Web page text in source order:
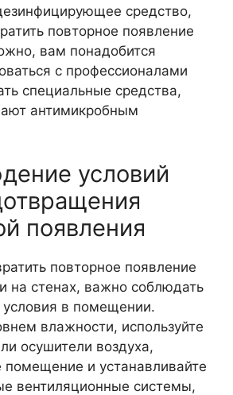
средство,
повторное появление
вам понадобится
с профессионалами
специальные средства,
антимикробным
условий
появления
повторное появление
на стенах, важно соблюдать
в помещении.
влажности, используйте
осушители воздуха,
помещение и устанавливайте
вентиляционные системы,